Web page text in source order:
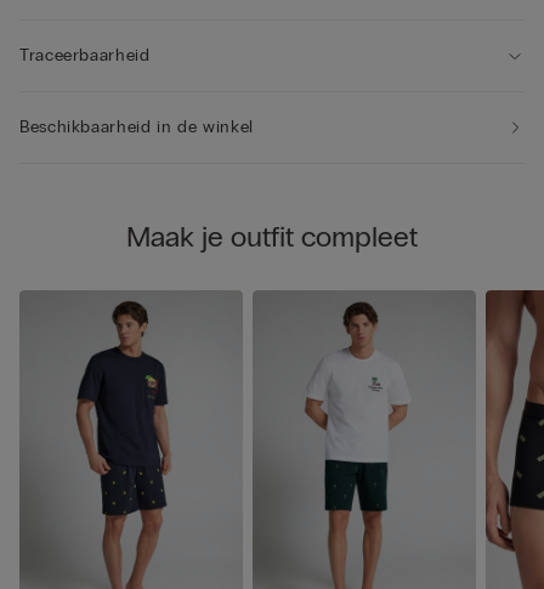
Traceerbaarheid
Beschikbaarheid in de winkel
Maak je outfit compleet